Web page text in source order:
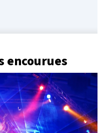
encourues